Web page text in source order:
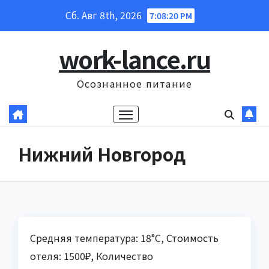
Сб. Авг 8th, 2026 7:08:22 PM
work-lance.ru
Осознанное питание
Нижний Новгород
Средняя температура: 18°C, Стоимость
отеля: 1500₽, Количество